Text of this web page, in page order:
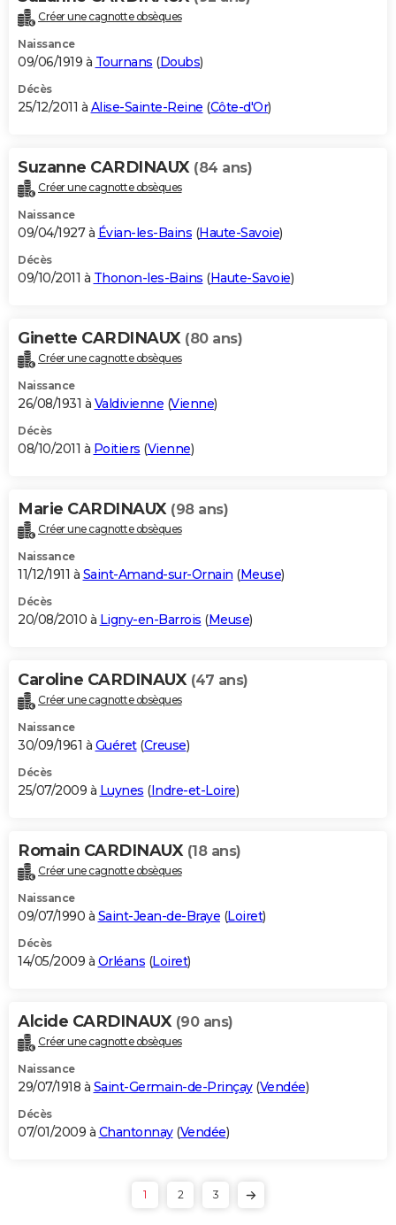
Créer une cagnotte obsèques
Naissance
09/06/1919 à Tournans (Doubs)
Décès
25/12/2011 à Alise-Sainte-Reine (Côte-d'Or)
Suzanne CARDINAUX (84 ans)
Créer une cagnotte obsèques
Naissance
09/04/1927 à Évian-les-Bains (Haute-Savoie)
Décès
09/10/2011 à Thonon-les-Bains (Haute-Savoie)
Ginette CARDINAUX (80 ans)
Créer une cagnotte obsèques
Naissance
26/08/1931 à Valdivienne (Vienne)
Décès
08/10/2011 à Poitiers (Vienne)
Marie CARDINAUX (98 ans)
Créer une cagnotte obsèques
Naissance
11/12/1911 à Saint-Amand-sur-Ornain (Meuse)
Décès
20/08/2010 à Ligny-en-Barrois (Meuse)
Caroline CARDINAUX (47 ans)
Créer une cagnotte obsèques
Naissance
30/09/1961 à Guéret(Creuse)
Décès
25/07/2009 à Luynes (Indre-et-Loire)
Romain CARDINAUX (18 ans)
Créer une cagnotte obsèques
Naissance
09/07/1990 à Saint-Jean-de-Braye (Loiret)
Décès
14/05/2009 à Orléans (Loiret)
Alcide CARDINAUX (90 ans)
Créer une cagnotte obsèques
Naissance
29/07/1918 à Saint-Germain-de-Prinçay(Vendée)
Décès
07/01/2009 à Chantonnay(Vendée)
1 2 3